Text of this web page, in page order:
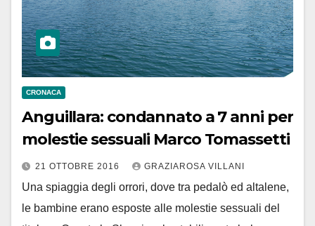
CRONACA
Anguillara: condannato a 7 anni per
molestie sessuali Marco Tomassetti
21 OTTOBRE 2016 GRAZIAROSA VILLANI
Una spiaggia degli orrori, dove tra pedalò ed altalene,
le bambine erano esposte alle molestie sessuali del